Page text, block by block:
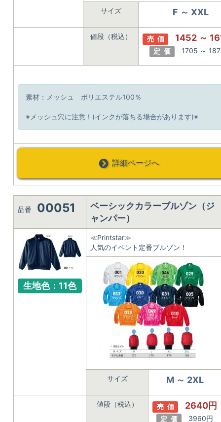
サイズ F ～ XXL
値段（税込） 売 価 1452 ～
定 価 1705 ～
素材：メッシュ ポリエステル100％
※メッシュ穴に注意！(インクが落ちる場合があります)※
詳細ページへ
品番 00051
ベーシックカラーブルゾン（ジ
ャンパー）
生地色：11色
≪Printstar≫
人気のイベント定番ブルゾン！
サイズ M ～ 2XL
値段（税込） 売 価 2640円
定 価 3960円